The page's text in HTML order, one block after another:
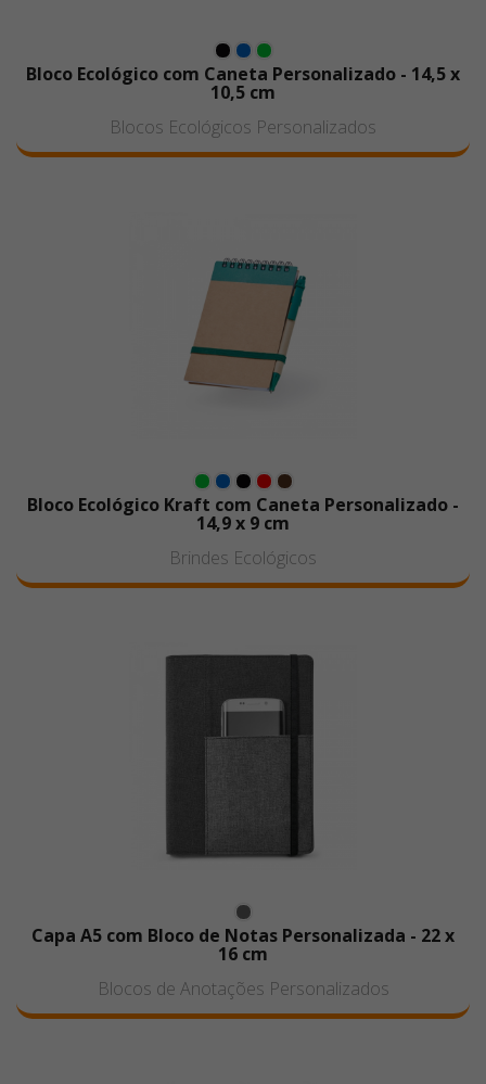
Bloco Ecológico com Caneta Personalizado - 14,5 x
10,5 cm
Blocos Ecológicos Personalizados
Bloco Ecológico Kraft com Caneta Personalizado -
14,9 x 9 cm
Brindes Ecológicos
Capa A5 com Bloco de Notas Personalizada - 22 x
16 cm
Blocos de Anotações Personalizados